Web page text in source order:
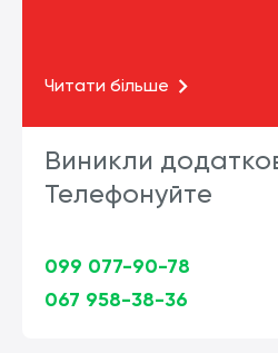
Читати більше
Виникли
Телефонуйте
099 077-90-78
067 958-38-36